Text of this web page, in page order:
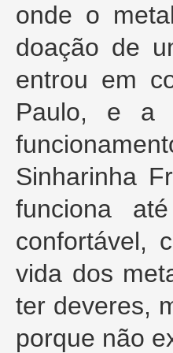
onde o
doação de
entrou em
Paulo, e a
Sinharinha
funciona
confortável,
vida dos
ter deveres,
porque não